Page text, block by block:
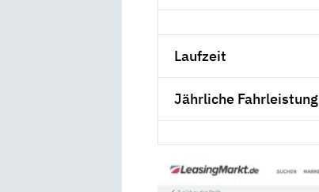
Laufzeit
Jährliche Fahrleistung